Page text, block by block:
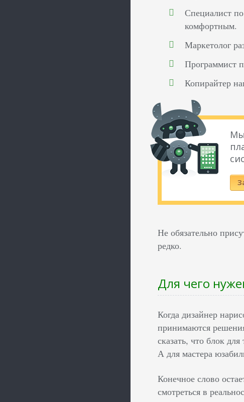
Специалист
комфортным.
Маркетолог
Программист
Копирайтер
Не обязательно
редко.
Для чего
Когда дизайнер
принимаются
сказать, что блок
А для мастера
Конечное слово
смотреться в